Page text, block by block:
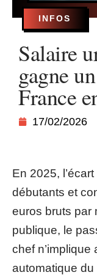
INFOS
Salaire
gagne
France
17/02/2026
En 2025,
débutants et
euros bruts par
publique, le
chef
automatique